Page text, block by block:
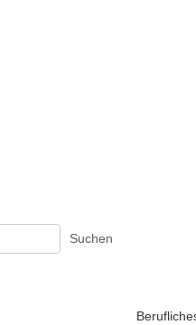
Suchen